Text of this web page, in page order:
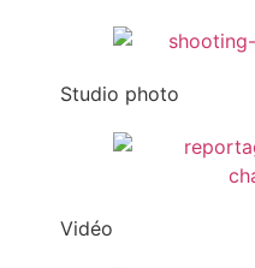
Studio photo
Vidéo